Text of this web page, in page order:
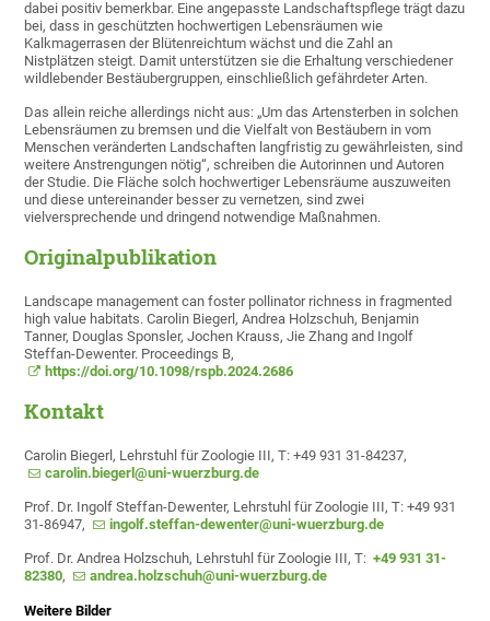
dabei positiv bemerkbar. Eine angepasste Landschaftspflege trägt dazu
bei, dass in geschützten hochwertigen Lebensräumen wie
Kalkmagerrasen der Blütenreichtum wächst und die Zahl an
Nistplätzen steigt. Damit unterstützen sie die Erhaltung verschiedener
wildlebender Bestäubergruppen, einschließlich gefährdeter Arten.
Das allein reiche allerdings nicht aus: „Um das Artensterben in solchen
Lebensräumen zu bremsen und die Vielfalt von Bestäubern in vom
Menschen veränderten Landschaften langfristig zu gewährleisten, sind
weitere Anstrengungen nötig“, schreiben die Autorinnen und Autoren
der Studie. Die Fläche solch hochwertiger Lebensräume auszuweiten
und diese untereinander besser zu vernetzen, sind zwei
vielversprechende und dringend notwendige Maßnahmen.
Originalpublikation
Landscape management can foster pollinator richness in fragmented
high value habitats. Carolin Biegerl, Andrea Holzschuh, Benjamin
Tanner, Douglas Sponsler, Jochen Krauss, Jie Zhang and Ingolf
Steffan-Dewenter. Proceedings B,
https://doi.org/10.1098/rspb.2024.2686
Kontakt
Carolin Biegerl, Lehrstuhl für Zoologie III, T: +49 931 31-84237,
carolin.biegerl@uni-wuerzburg.de
Prof. Dr. Ingolf Steffan-Dewenter, Lehrstuhl für Zoologie III, T: +49 931
31-86947,
ingolf.steffan-dewenter@uni-wuerzburg.de
Prof. Dr. Andrea Holzschuh, Lehrstuhl für Zoologie III, T:+49 931 31-
82380, andrea.holzschuh@uni-wuerzburg.de
Weitere Bilder